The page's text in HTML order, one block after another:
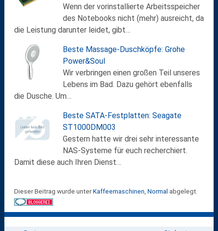
Wenn der vorinstallierte Arbeitsspeicher
des Notebooks nicht (mehr) ausreicht, da
die Leistung darunter leidet, gibt…
Beste Massage-Duschköpfe: Grohe
Power&Soul
Wir verbringen einen großen Teil unseres
Lebens im Bad. Dazu gehört ebenfalls
die Dusche. Um…
Beste SATA-Festplatten: Seagate
ST1000DM003
Gestern hatte wir drei sehr interessante
NAS-Systeme für euch recherchiert.
Damit diese auch Ihren Dienst…
Dieser Beitrag wurde unterKaffeemaschinen, Normal abgelegt.